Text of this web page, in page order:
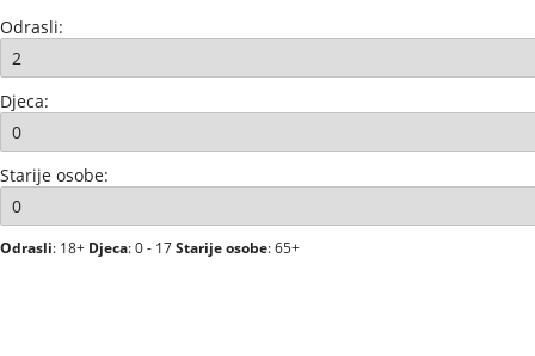
Odrasli:
Djeca:
Starije osobe:
Odrasli: 18+ Djeca: 0 - 17Starije osobe: 65+